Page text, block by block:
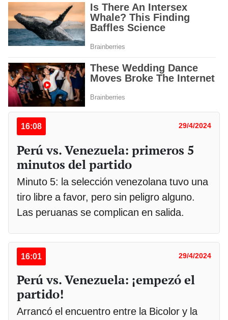
16:08 29/4/2024
Perú vs. Venezuela: primeros 5
minutos del partido
Minuto 5: la selección venezolana tuvo una
tiro libre a favor, pero sin peligro alguno.
Las peruanas se complican en salida.
16:01 29/4/2024
Perú vs. Venezuela: ¡empezó el
partido!
Arrancó el encuentro entre la Bicolor y la